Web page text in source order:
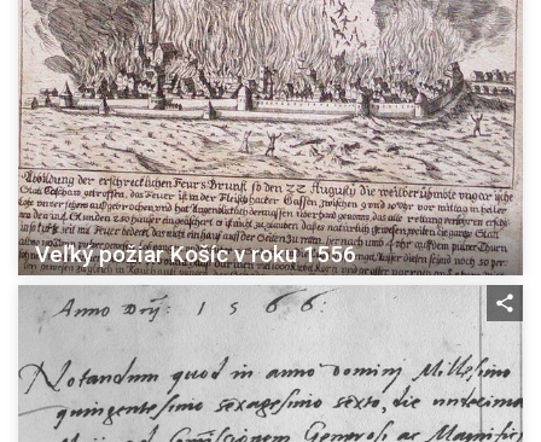
Veľký požiar Košíc v roku 1556